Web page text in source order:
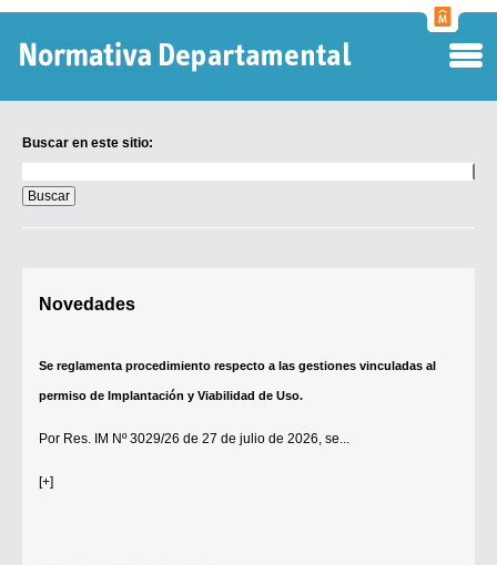
Buscar en este sitio:
en
este
sitio:
Novedades
Se reglamenta procedimiento respecto a las gestiones vinculadas al
permiso de Implantación y Viabilidad de Uso.
Por Res. IM Nº 3029/26 de 27 de julio de 2026, se...
[+]